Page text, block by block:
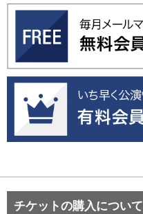
チケットの購入について